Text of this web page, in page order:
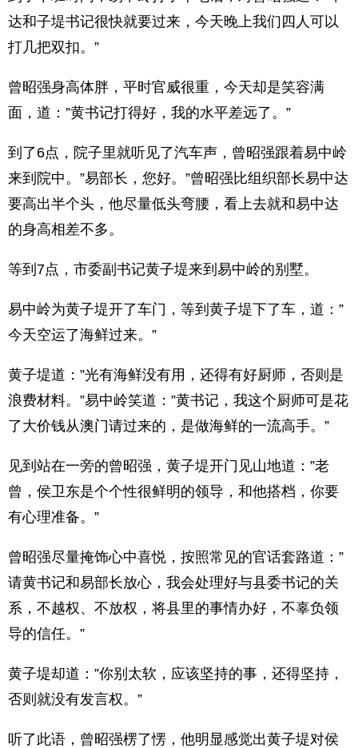
达和子堤书记很快就要过来，今天晚上我们四人可以
打几把双扣。”
曾昭强身高体胖，平时官威很重，今天却是笑容满
面，道：”黄书记打得好，我的水平差远了。”
到了6点，院子里就听见了汽车声，曾昭强跟着易中岭
来到院中。”易部长，您好。”曾昭强比组织部长易中达
要高出半个头，他尽量低头弯腰，看上去就和易中达
的身高相差不多。
等到7点，市委副书记黄子堤来到易中岭的别墅。
易中岭为黄子堤开了车门，等到黄子堤下了车，道：”
今天空运了海鲜过来。”
黄子堤道：”光有海鲜没有用，还得有好厨师，否则是
浪费材料。”易中岭笑道：”黄书记，我这个厨师可是花
了大价钱从澳门请过来的，是做海鲜的一流高手。”
见到站在一旁的曾昭强，黄子堤开门见山地道：”老
曾，侯卫东是个个性很鲜明的领导，和他搭档，你要
有心理准备。”
曾昭强尽量掩饰心中喜悦，按照常见的官话套路道：”
请黄书记和易部长放心，我会处理好与县委书记的关
系，不越权、不放权，将县里的事情办好，不辜负领
导的信任。”
黄子堤却道：”你别太软，应该坚持的事，还得坚持，
否则就没有发言权。”
听了此语，曾昭强楞了愣，他明显感觉出黄子堤对侯